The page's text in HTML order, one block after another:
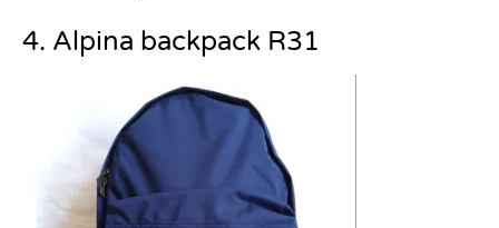
4. Alpina backpack R31